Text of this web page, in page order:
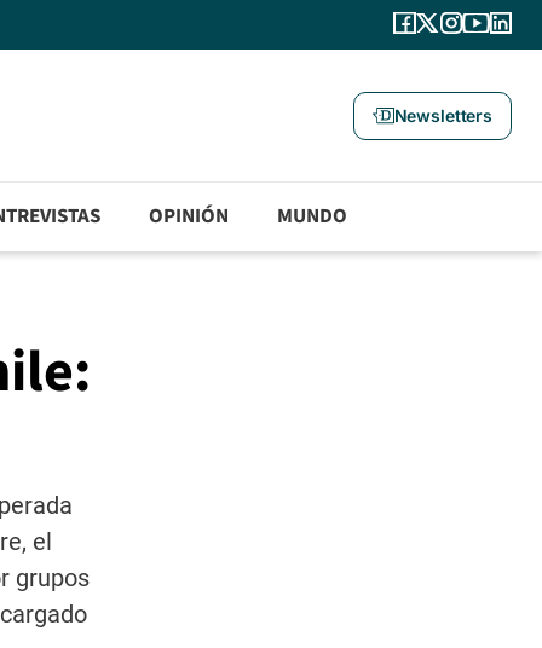
Newsletters
OPINIÓN MUNDO
el
grupos